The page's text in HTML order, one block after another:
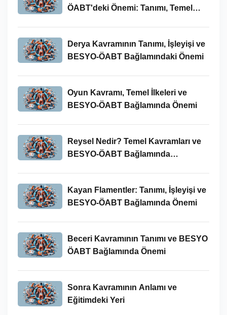
ÖABT'deki Önemi: Tanımı, Temel
Derya Kavramının Tanımı, İşleyişi ve
BESYO-ÖABT Bağlamındaki Önemi
Oyun Kavramı, Temel İlkeleri ve
BESYO-ÖABT Bağlamında Önemi
Reysel Nedir? Temel Kavramları ve
BESYO-ÖABT Bağlamında
Kayan Flamentler: Tanımı, İşleyişi ve
BESYO-ÖABT Bağlamında Önemi
Beceri Kavramının Tanımı ve BESYO
ÖABT Bağlamında Önemi
Sonra Kavramının Anlamı ve
Eğitimdeki Yeri